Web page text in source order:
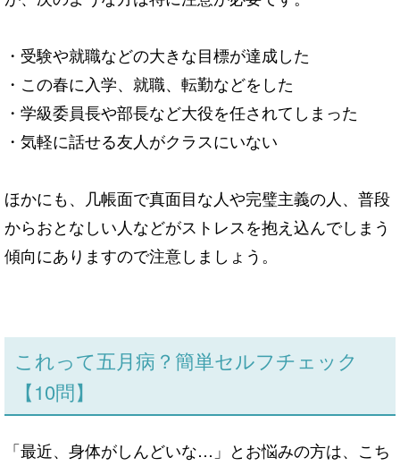
・受験や就職などの大きな目標が達成した
・この春に入学、就職、転勤などをした
・学級委員長や部長など大役を任されてしまった
・気軽に話せる友人がクラスにいない
ほかにも、几帳面で真面目な人や完璧主義の人、普段
からおとなしい人などがストレスを抱え込んでしまう
傾向にありますので注意しましょう。
これって五月病？簡単セルフチェック
【10問】
「最近、身体がしんどいな…」とお悩みの方は、こち